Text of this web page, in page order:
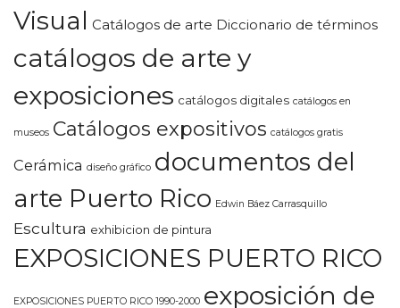
Visual Catálogos de arte Diccionario de términos
catálogos de arte y
exposiciones catálogos digitales catálogos en
museos Catálogos expositivos catálogos gratis
Cerámica diseño gráfico documentos del
arte Puerto Rico Edwin Báez Carrasquillo
Escultura exhibicion de pintura
EXPOSICIONES PUERTO RICO
EXPOSICIONES PUERTO RICO 1990-2000 exposición de